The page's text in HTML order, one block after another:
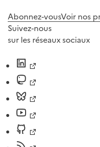
Abonnez-vousVoir nos
Suivez-nous
sur les réseaux sociaux